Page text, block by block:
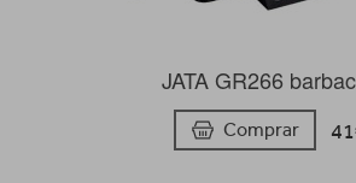
JATA GR266
Comprar